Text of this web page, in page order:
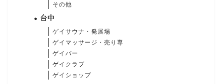
その他
台中
ゲイサウナ・発展場
ゲイマッサージ・売り専
ゲイバー
ゲイクラブ
ゲイショップ